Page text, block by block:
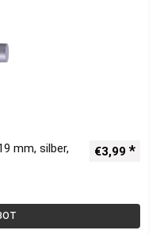
mm, silber,
€3,99